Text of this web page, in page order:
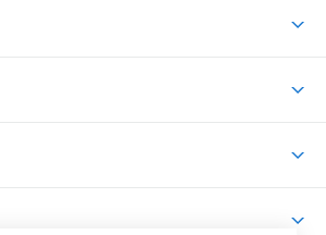
roku
údajů studentů